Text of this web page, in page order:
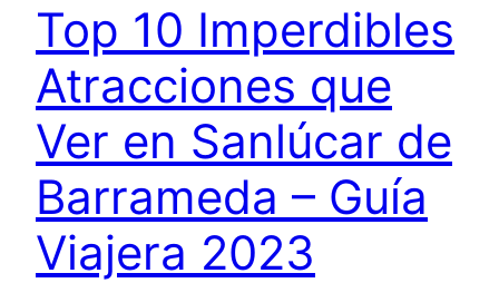
Top 10 Imperdibles
Atracciones que
Ver en Sanlúcar de
Barrameda – Guía
Viajera 2023